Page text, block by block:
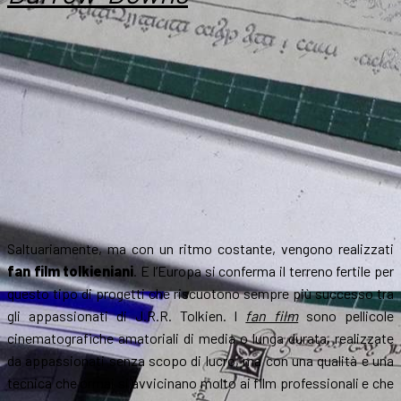
fan
film
sull’anello
dei
Nani
Saltuariamente, ma con un ritmo costante, vengono realizzati
fan film tolkieniani. E l’Europa si conferma il terreno fertile per
questo tipo di progetti che riscuotono sempre più successo tra
gli appassionati di J.R.R. Tolkien. I fan filmsono pellicole
cinematografiche amatoriali di media o lunga durata, realizzate
da appassionati senza scopo di lucro, ma con una qualità e una
tecnica che ormai si avvicinano molto ai film professionali e che